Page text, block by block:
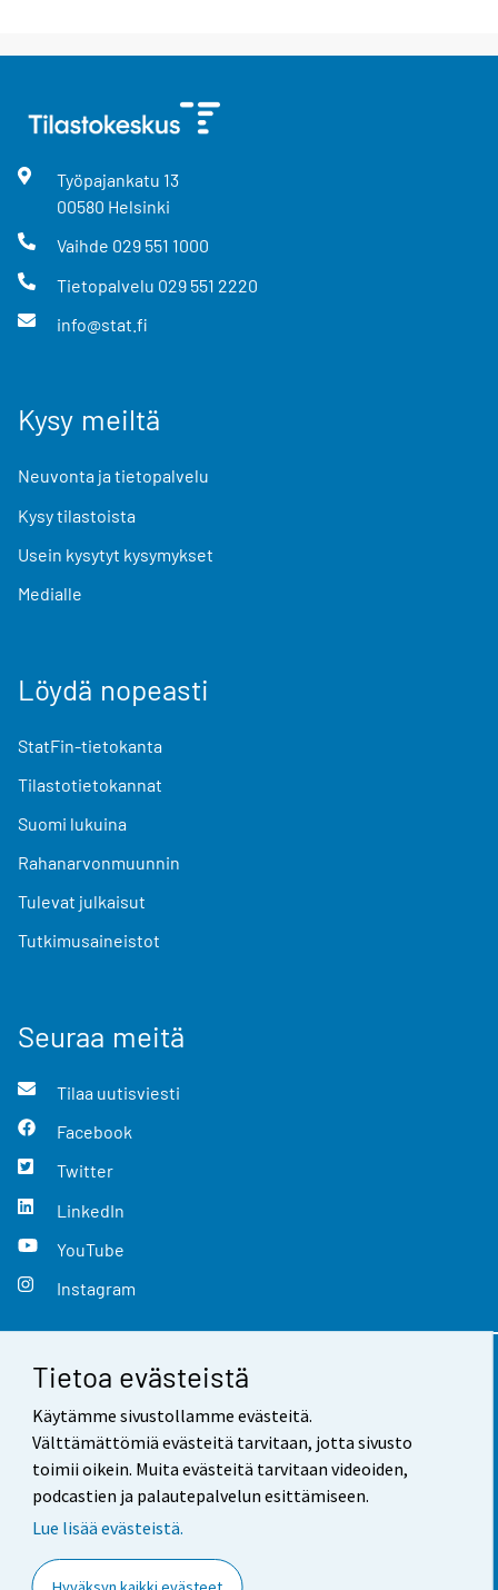
Tietoa evästeistä
Käytämme sivustollamme evästeitä.
Välttämättömiä evästeitä tarvitaan, jotta sivusto
toimii oikein. Muita evästeitä tarvitaan videoiden,
podcastien ja palautepalvelun esittämiseen.
Lue lisää evästeistä.
Työpajankatu 13
00580 Helsinki
Vaihde 029 551 1000
Tietopalvelu 029 551 2220
info@stat.fi
Kysy meiltä
Neuvonta ja tietopalvelu
Kysy tilastoista
Usein kysytyt kysymykset
Medialle
Löydä nopeasti
StatFin-tietokanta
Tilastotietokannat
Suomi lukuina
Rahanarvonmuunnin
Tulevat julkaisut
Tutkimusaineistot
Seuraa meitä
Tilaa uutisviesti
Facebook
Twitter
LinkedIn
YouTube
Instagram
Yhteystiedot
Palaute
Käyttöehdot
Saavutettavuus